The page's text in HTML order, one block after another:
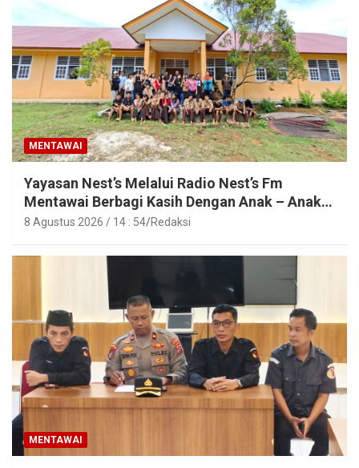
MENTAWAI
Yayasan Nest’s Melalui Radio Nest’s Fm
Mentawai Berbagi Kasih Dengan Anak – Anak
Asrama SMAN 2 Sipora
8 Agustus 2026 / 14 : 54 Redaksi
MENTAWAI